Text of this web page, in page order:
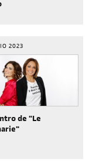
2023
de "Le